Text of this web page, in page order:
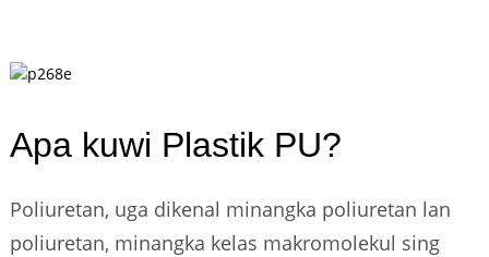
Apa kuwi Plastik PU?
Poliuretan, uga dikenal minangka poliuretan lan
poliuretan, minangka kelas makromolekul sing